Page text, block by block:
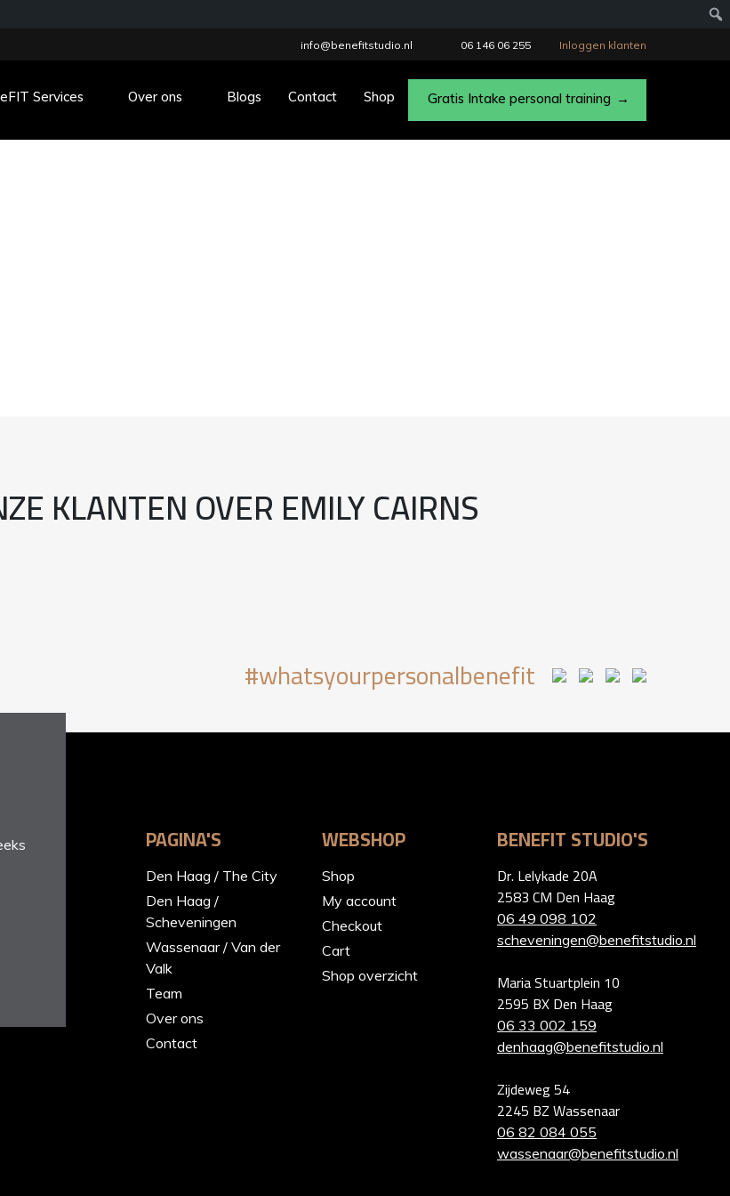
info@benefitstudio.nl 06 146 06 255 Inloggen klanten
Services Over ons Blogs Contact Shop Gratis Intake personal training
KLANTEN OVER EMILY CAIRNS
#whatsyourpersonalbenefit
PAGINA'S
Den Haag / The City
Den Haag /
Scheveningen
Wassenaar / Van der
Valk
Team
Over ons
Contact
WEBSHOP
Shop
My account
Checkout
Cart
Shop overzicht
BENEFIT STUDIO'S
Dr. Lelykade 20A
2583 CM Den Haag
06 49 098 102
scheveningen@benefitstudio.nl
Maria Stuartplein 10
2595 BX Den Haag
06 33 002 159
denhaag@benefitstudio.nl
Zijdeweg 54
2245 BZ Wassenaar
06 82 084 055
wassenaar@benefitstudio.nl